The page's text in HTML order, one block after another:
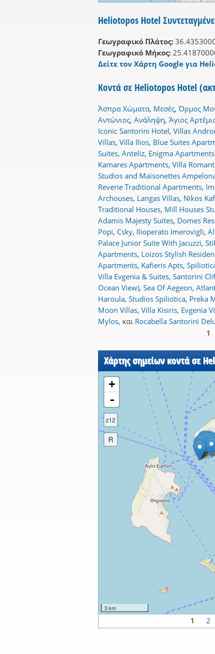
Heliotopos Hotel
Γεωγραφικό Πλάτος:
Γεωγραφικό Μήκος:
Δείτε τον Χάρτη Google για
Κοντά σε Heliotopos Hotel
Άσπρα Χώματα, Μεσές,Όρμος
Αντώνιος, Ανάληψη, Άγιος
Iconic Santorini Hotel, Villas
Villas, Villa Ilios, Blue Suites
Suites, Anteliz, Enigma
Kamares Apartments, Villa
Studios and Maisonettes
Reverie Traditional Apartments,
Archouses, Langas Villas, Nikos
Traditional Houses, Mill Houses
Adamis Majesty Suites, Domes
Popi, Csky, Ilioperato Imerovigli,
Palace Junior Suite With Jacuzzi,
Apartments, Loizos Stylish
Apartments, Kafieris Apts,
Villa Evgenia & Suites, Santorini
Ocean View), Sea Of Aegeon,
Haroula, Studios Spiliotica, Preka
Moon Villas, Villa Kisiris, Evgenia
Mylos, και Rocabella Santorini
1
Χάρτης σημείων κοντά σε
+
-
z12
R
3 km
Σελίδες
1 2